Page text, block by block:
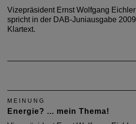
Vizepräsident Ernst Wolfgang Eichler
spricht in der DAB-Juniausgabe 2009
Klartext.
MEINUNG
Energie? ... mein Thema!